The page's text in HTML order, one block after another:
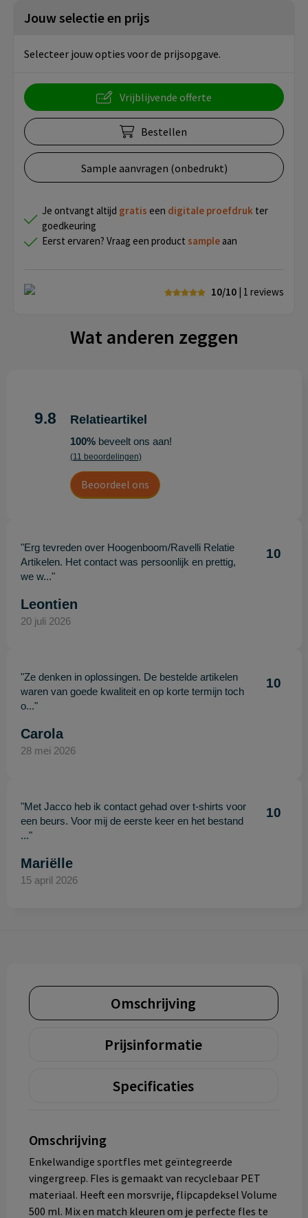
Jouw selectie en prijs
Selecteer jouw opties voor de prijsopgave.
Vrijblijvende offerte
Bestellen
Sample aanvragen (onbedrukt)
Je ontvangt altijd gratis een digitale proefdruk ter
goedkeuring
Eerst ervaren? Vraag een product sample aan
10/10 | 1 reviews
Wat anderen zeggen
9.8 Relatieartikel
100%beveelt ons aan!
(11 beoordelingen)
Beoordeel ons
"Erg tevreden over Hoogenboom/Ravelli Relatie
Artikelen. Het contact was persoonlijk en prettig,
we w..."
10
Leontien
20 juli 2026
"Ze denken in oplossingen. De bestelde artikelen
waren van goede kwaliteit en op korte termijn toch
o..."
10
Carola
28 mei 2026
"Met Jacco heb ik contact gehad over t-shirts voor
een beurs. Voor mij de eerste keer en het bestand
..."
10
Mariëlle
15 april 2026
Omschrijving
Prijsinformatie
Specificaties
Omschrijving
Enkelwandige sportfles met geïntegreerde
vingergreep. Fles is gemaakt van recyclebaar PET
materiaal. Heeft een morsvrije, flipcapdeksel Volume
500 ml. Mix en match kleuren om je perfecte fles te